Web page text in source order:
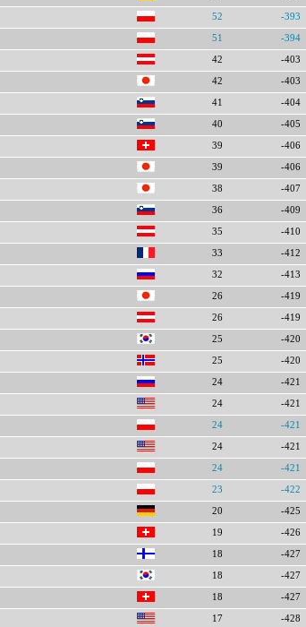
52 -393
51 -394
42 -403
42 -403
41 -404
40 -405
39 -406
39 -406
38 -407
36 -409
35 -410
33 -412
32 -413
26 -419
26 -419
25 -420
25 -420
24 -421
24 -421
24 -421
24 -421
24 -421
23 -422
20 -425
19 -426
18 -427
18 -427
18 -427
17 -428